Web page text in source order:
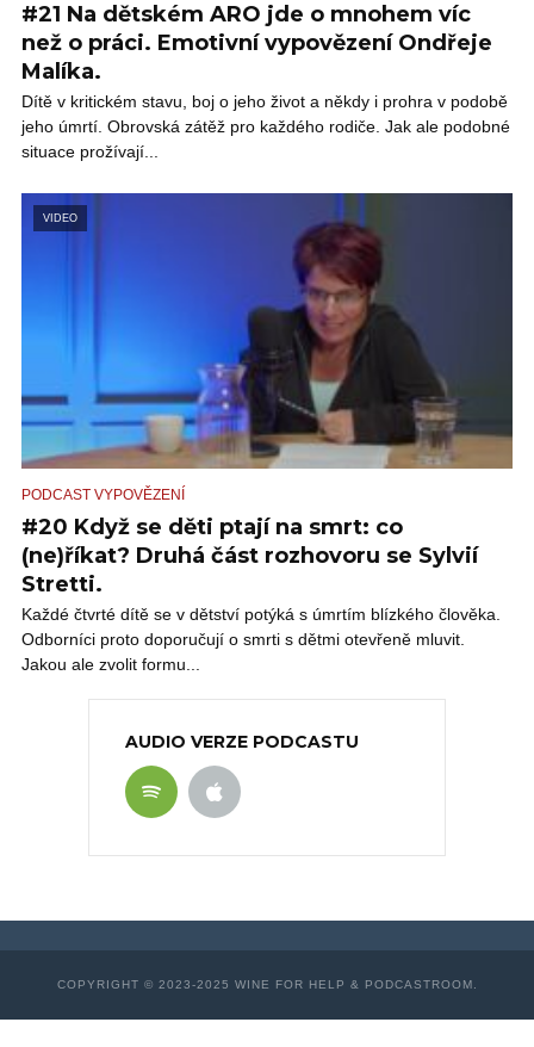
#21 Na dětském ARO jde o mnohem víc
než o práci. Emotivní vypovězení Ondřeje
Malíka.
Dítě v kritickém stavu, boj o jeho život a někdy i prohra v podobě
jeho úmrtí. Obrovská zátěž pro každého rodiče. Jak ale podobné
situace prožívají...
VIDEO
PODCAST VYPOVĚZENÍ
#20 Když se děti ptají na smrt: co
(ne)říkat? Druhá část rozhovoru se Sylvií
Stretti.
Každé čtvrté dítě se v dětství potýká s úmrtím blízkého člověka.
Odborníci proto doporučují o smrti s dětmi otevřeně mluvit.
Jakou ale zvolit formu...
AUDIO VERZE PODCASTU
COPYRIGHT © 2023-2025 WINE FOR HELP & PODCASTROOM.